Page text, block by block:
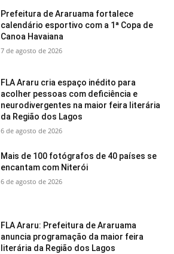
Prefeitura de Araruama fortalece
calendário esportivo com a 1ª Copa de
Canoa Havaiana
7 de agosto de 2026
FLA Araru cria espaço inédito para
acolher pessoas com deficiência e
neurodivergentes na maior feira literária
da Região dos Lagos
6 de agosto de 2026
Mais de 100 fotógrafos de 40 países se
encantam com Niterói
6 de agosto de 2026
FLA Araru: Prefeitura de Araruama
anuncia programação da maior feira
literária da Região dos Lagos